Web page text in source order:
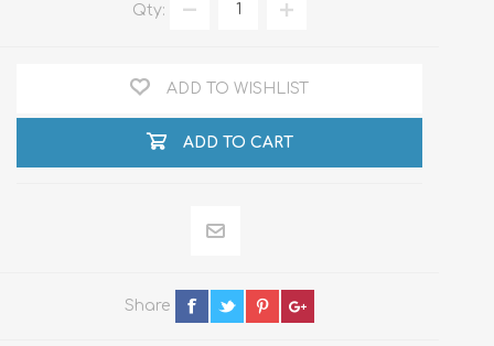
Qty:
ADD TO WISHLIST
ADD TO CART
Share